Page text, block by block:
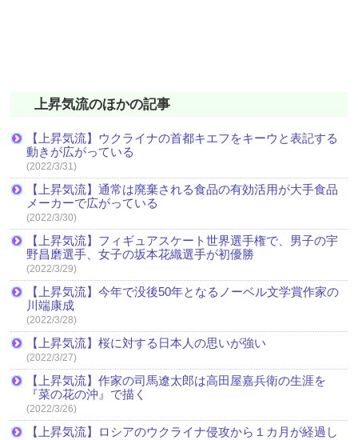
上昇気流のほかの記事
【上昇気流】ウクライナの首都キエフをキーウと表記する
動きが広がっている
(2022/3/31)
【上昇気流】通常は廃棄される食品の有効活用が大手食品
メーカーで広がっている
(2022/3/30)
【上昇気流】フィギュアスケート世界選手権で、男子の宇
野昌磨選手、女子の坂本花織選手が初優勝
(2022/3/29)
【上昇気流】今年で没後50年となるノーベル文学賞作家の
川端康成
(2022/3/28)
【上昇気流】桜に対する日本人の思いが強い
(2022/3/27)
【上昇気流】作家の司馬遼太郎は高田屋嘉兵衛の生涯を
『菜の花の沖』で描く
(2022/3/26)
【上昇気流】ロシアのウクライナ侵攻から１カ月が経過し